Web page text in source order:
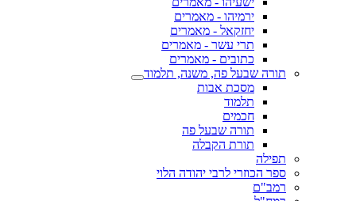
ירמיהו - מאמרים
יחזקאל - מאמרים
תרי עשר - מאמרים
כתובים - מאמרים
תורה שבעל פה, משנה, תלמוד
מסכת אבות
תלמוד
חכמים
תורה שבעל פה
תורת הקבלה
תפילה
ספר הכוזרי לרבי יהודה הלוי
רמב"ם